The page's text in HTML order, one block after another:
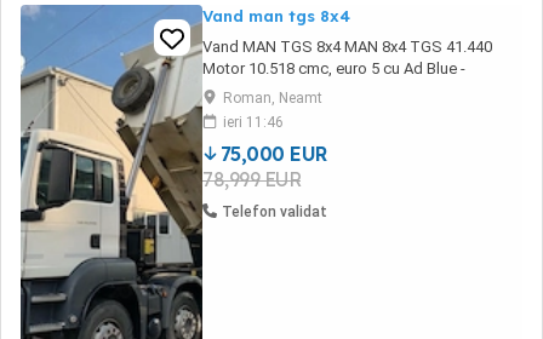
Vand man tgs 8x4
Vand MAN TGS 8x4 MAN 8x4 TGS 41.440
Motor 10.518 cmc, euro 5 cu Ad Blue -
instalatia de Ad Blue fuctioneaza perfect.
Cutie de viteze manuala ZF Masa maxima
autorizata : 44.000 kg Masa proprie: 14.600
kg Putere motor : 324 kw - 440 CP Bena VS
MONT VSP Instalatie de basculare HYVA
Deschidere oblon bena ...
Roman, Neamt
ieri 11:46
75,000 EUR
78,999 EUR
Telefon validat